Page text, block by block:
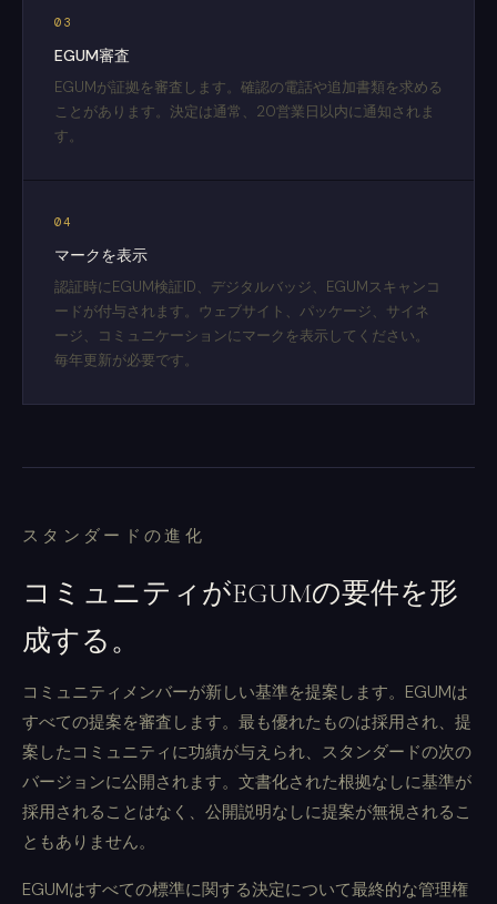
03
EGUM審査
EGUMが証拠を審査します。確認の電話や追加書類を求める
ことがあります。決定は通常、20営業日以内に通知されま
す。
04
マークを表示
認証時にEGUM検証ID、デジタルバッジ、EGUMスキャンコ
ードが付与されます。ウェブサイト、パッケージ、サイネ
ージ、コミュニケーションにマークを表示してください。
毎年更新が必要です。
スタンダードの進化
コミュニティがEGUMの要件を形
成する。
コミュニティメンバーが新しい基準を提案します。EGUMは
すべての提案を審査します。最も優れたものは採用され、提
案したコミュニティに功績が与えられ、スタンダードの次の
バージョンに公開されます。文書化された根拠なしに基準が
採用されることはなく、公開説明なしに提案が無視されるこ
ともありません。
EGUMはすべての標準に関する決定について最終的な管理権